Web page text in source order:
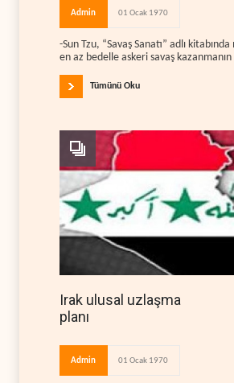
Admin 01 Ocak 1970
-Sun Tzu, “Savaş Sanatı” adlı
en az bedelle askeri savaş
Tümünü Oku
Irak ulusal uzlaşma
planı
Admin 01 Ocak 1970